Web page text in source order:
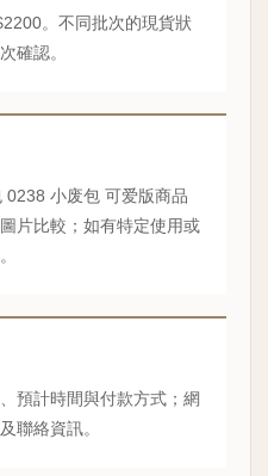
。不同批次的現貨狀
確認。
小废包 可爱版商品
片比較；如有特定使用或
預計時間與付款方式；網
聯絡資訊。